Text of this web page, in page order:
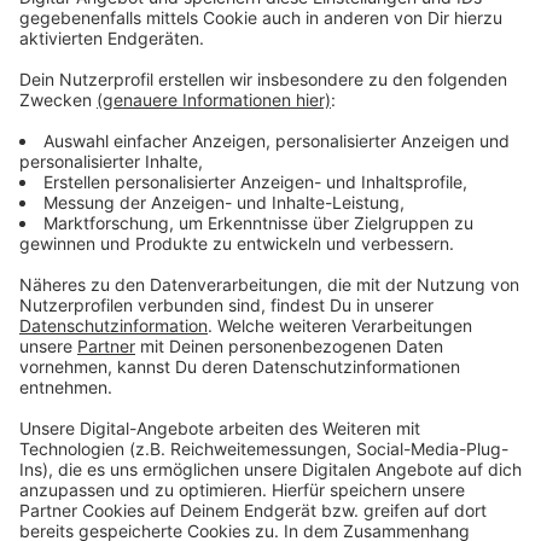
Anzeige
Vorstellen brauchen wir ihn euch nicht. Seit 2003
treibt Jürgen Bangert nun als "Elvis Eifel" seine Späße
am Telefon mit seinen Hörerinnen und Hörern im Radio.
Aber selbst seine 'Opfer' müssen am Ende mit lachen -
wenn auch nicht immer. Und weil Elvis das noch viele
Jahre weitermachen möchte, benötigt er eure
Unterstützung. Ihr habt gerade jemanden im Kopf, dem
mal ein Streich gespielt werden sollte? Dann nutzt
das Formular und tretet mit Elvis direkt in Kontakt! Er
freut sich auf jede neue Nachricht.
Anzeige